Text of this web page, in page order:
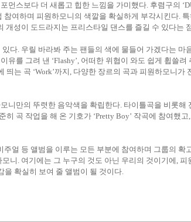
먼스보다 더 새롭고 힙한 느낌을 가미했다. 후렴구의
참여하며 피원하모니의 색깔을 확실하게 부각시킨다. 특
개성이 도드라지는 프리스타일 댄스를 즐길 수 있다는
있다. 우릴 바라봐 주는 팬들의 색에 물들어 가겠다는 마
유를 그려 낸 ‘Flashy’, 어떠한 위협이 와도 쉽게 휩쓸려
띄는 곡 ‘Work’까지 , 다양한 장르의 곡과 피원하모니가
니만의 뚜렷한 음악색을 확립한다. 타이틀곡을 비롯해
히 곡 작업을 해 온 기호가 ‘Pretty Boy’ 작곡에 참여했고,
주얼 등 앨범을 이루는 모든 부분에 참여하며 그룹의 확
니 . 여기에는 그 누구의 것도 아닌 우리의 것이기에 , 피
을 확실히 보여 줄 앨범이 될 것이다.